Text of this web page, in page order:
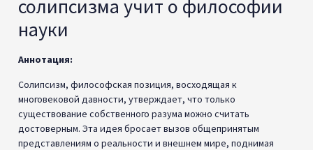
солипсизма учит о философии
науки
Аннотация:
Солипсизм, философская позиция, восходящая к
многовековой давности, утверждает, что только
существование собственного разума можно считать
достоверным. Эта идея бросает вызов общепринятым
представлениям о реальности и внешнем мире, поднимая